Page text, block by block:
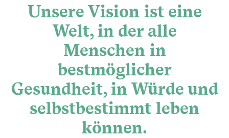
Unsere Vision ist eine
Welt, in der alle
Menschen in
bestmöglicher
Gesundheit, in Würde und
selbstbestimmt leben
können.